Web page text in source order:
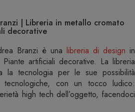
| Libreria in metallo cromato
decorative
Branzi è unalibreria di design in
artificiali decorative. La libreria
la tecnologia per le sue possibilità
con un tocco ludico:
high tech dell’oggetto, facendoci